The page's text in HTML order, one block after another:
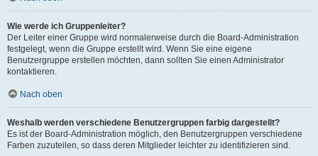
Wie werde ich Gruppenleiter?
Der Leiter einer Gruppe wird normalerweise durch die Board-Administration
festgelegt, wenn die Gruppe erstellt wird. Wenn Sie eine eigene
Benutzergruppe erstellen möchten, dann sollten Sie einen Administrator
kontaktieren.
Nach oben
Weshalb werden verschiedene Benutzergruppen farbig dargestellt?
Es ist der Board-Administration möglich, den Benutzergruppen verschiedene
Farben zuzuteilen, so dass deren Mitglieder leichter zu identifizieren sind.